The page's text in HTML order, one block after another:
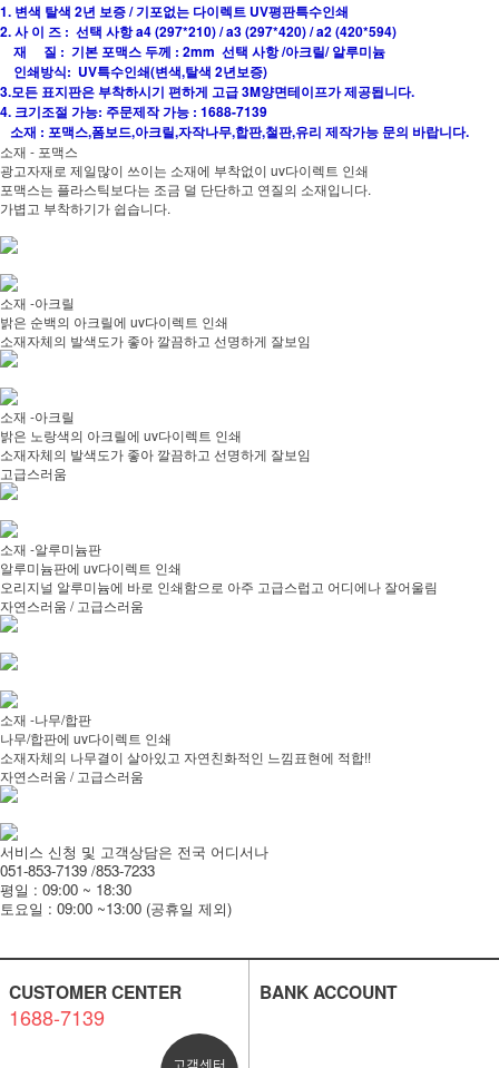
1. 변색 탈색 2년 보증 / 기포없는 다이렉트 UV평판특수인쇄
2. 사 이 즈 : 선택 사항 a4 (297*210) / a3 (297*420) / a2 (420*594)
재 질 : 기본 포맥스 두께 : 2mm 선택 사항 /아크릴/ 알루미늄
인쇄방식: UV특수인쇄(변색,탈색 2년보증)
3.모든 표지판은 부착하시기 편하게 고급 3M양면테이프가 제공됩니다.
4. 크기조절 가능: 주문제작 가능 : 1688-7139
소재 : 포맥스,폼보드,아크릴,자작나무,합판,철판,유리 제작가능 문의 바랍니다.
소재 - 포맥스
광고자재로 제일많이 쓰이는 소재에 부착없이 uv다이렉트 인쇄
포맥스는 플라스틱보다는 조금 덜 단단하고 연질의 소재입니다.
가볍고 부착하기가 쉽습니다.
소재 -아크릴
밝은 순백의 아크릴에 uv다이렉트 인쇄
소재자체의 발색도가 좋아 깔끔하고 선명하게 잘보임
소재 -아크릴
밝은 노랑색의 아크릴에 uv다이렉트 인쇄
소재자체의 발색도가 좋아 깔끔하고 선명하게 잘보임
고급스러움
소재 -알루미늄판
알루미늄판에 uv다이렉트 인쇄
오리지널 알루미늄에 바로 인쇄함으로 아주 고급스럽고 어디에나 잘어울림
자연스러움 / 고급스러움
소재 -나무/합판
나무/합판에 uv다이렉트 인쇄
소재자체의 나무결이 살아있고 자연친화적인 느낌표현에 적합!!
자연스러움 / 고급스러움
서비스 신청 및 고객상담은 전국 어디서나
051-853-7139 /853-7233
평일 : 09:00 ~ 18:30
토요일 : 09:00 ~13:00 (공휴일 제외)
CUSTOMER CENTER
1688-7139
고객센터
BANK ACCOUNT